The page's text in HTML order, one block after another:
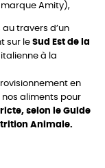
Amity),
travers d’un
sur le Sud Est de la
à la
en
aliments pour
selon le Guide
Animale.